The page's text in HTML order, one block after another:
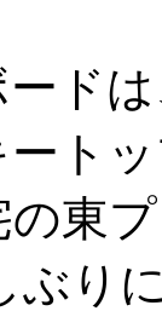
ド
ト
東
ぶり